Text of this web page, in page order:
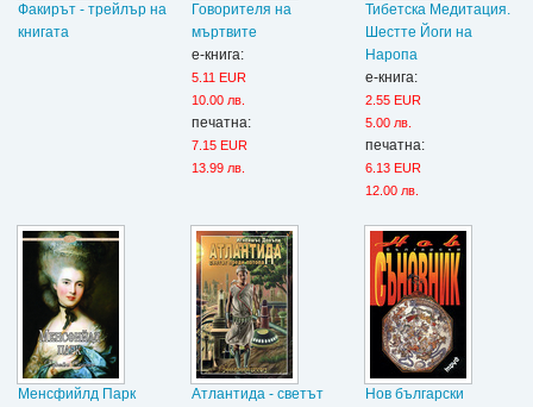
Факирът - трейлър на
книгата
Говорителя на
мъртвите
е-книга:
5.11 EUR
10.00 лв.
печатна:
7.15 EUR
13.99 лв.
Тибетска Медитация.
Шестте Йоги на
Наропа
е-книга:
2.55 EUR
5.00 лв.
печатна:
6.13 EUR
12.00 лв.
Менсфийлд Парк
Атлантида - светът
Нов български